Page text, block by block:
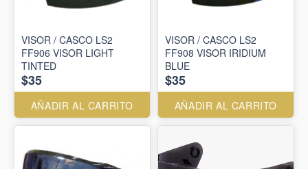
VISOR / CASCO LS2
FF906 VISOR LIGHT
TINTED
$35
AÑADIR AL CARRITO
VISOR / CASCO LS2
FF908 VISOR IRIDIUM
BLUE
$35
AÑADIR AL CARRITO